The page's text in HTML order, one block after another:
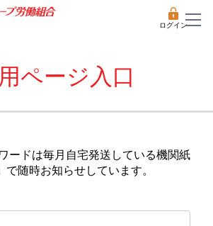
ログイン
ページ入口
ードは毎月自宅発送している機関紙
で随時お知らせしています。